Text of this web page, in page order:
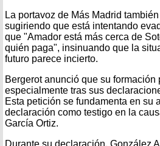
La portavoz de Más Madrid
sugiriendo que está intentando
que "Amador está más cerca de
quién paga", insinuando que la
futuro parece incierto.
Bergerot anunció que su
especialmente tras sus
Esta petición se fundamenta en su
declaración como testigo en la
García Ortiz.
Durante su declaración, González